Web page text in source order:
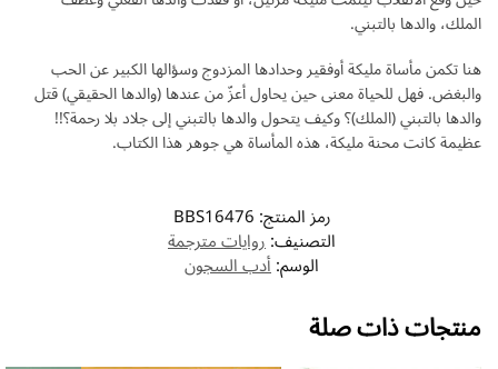
الملك، والدها بالتبني.
هنا تكمن مأساة مليكة أوفقير وحدادها المزدوج وسؤالها الكبير عن الحب
والبغض. فهل للحياة معنى حين يحاول أعزّ من عندها (والدها الحقيقي) قتل
والدها بالتبني (الملك)؟ وكيف يتحول والدها بالتبني إلى جلاد بلا رحمة؟!!
عظيمة كانت محنة مليكة، هذه المأساة هي جوهر هذا الكتاب.
رمز المنتج:BBS16476
التصنيف:روايات مترجمة
الوسم:أدب السجون
منتجات ذات صلة